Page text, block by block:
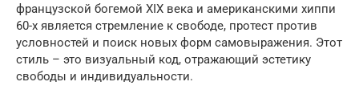
французской богемой XIX века и американскими хиппи
60-х является стремление к свободе, протест против
условностей и поиск новых форм самовыражения. Этот
стиль – это визуальный код, отражающий эстетику
свободы и индивидуальности.